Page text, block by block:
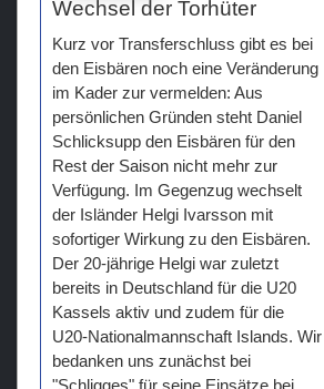
Wechsel der Torhüter
Kurz vor Transferschluss gibt es bei
den Eisbären noch eine Veränderung
im Kader zur vermelden: Aus
persönlichen Gründen steht Daniel
Schlicksupp den Eisbären für den
Rest der Saison nicht mehr zur
Verfügung. Im Gegenzug wechselt
der Isländer Helgi Ivarsson mit
sofortiger Wirkung zu den Eisbären.
Der 20-jährige Helgi war zuletzt
bereits in Deutschland für die U20
Kassels aktiv und zudem für die
U20-Nationalmannschaft Islands. Wir
bedanken uns zunächst bei